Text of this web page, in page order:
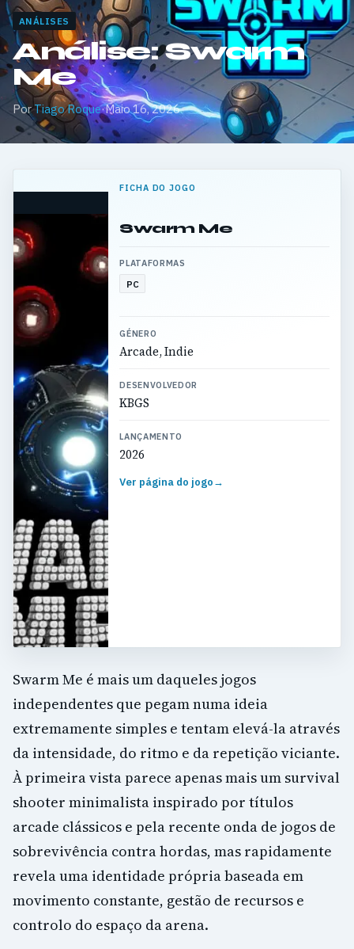
ANÁLISES
Análise: Swarm
Me
PorTiago Roque·Maio 16, 2026
FICHA DO JOGO
Swarm Me
PLATAFORMAS
PC
GÉNERO
Arcade, Indie
DESENVOLVEDOR
KBGS
LANÇAMENTO
2026
Ver página do jogo→
Swarm Me é mais um daqueles jogos
independentes que pegam numa ideia
extremamente simples e tentam elevá-la através
da intensidade, do ritmo e da repetição viciante.
À primeira vista parece apenas mais um survival
shooter minimalista inspirado por títulos
arcade clássicos e pela recente onda de jogos de
sobrevivência contra hordas, mas rapidamente
revela uma identidade própria baseada em
movimento constante, gestão de recursos e
controlo do espaço da arena.